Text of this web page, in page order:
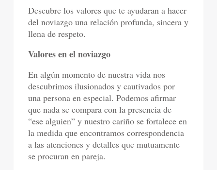
Descubre los valores que te ayudaran a hacer
del noviazgo una relación profunda, sincera y
llena de respeto.
Valores en el noviazgo
En algún momento de nuestra vida nos
descubrimos ilusionados y cautivados por
una persona en especial. Podemos afirmar
que nada se compara con la presencia de
“ese alguien” y nuestro cariño se fortalece en
la medida que encontramos correspondencia
a las atenciones y detalles que mutuamente
se procuran en pareja.